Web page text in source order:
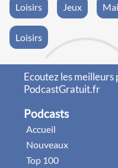
Loisirs Jeux
Loisirs
Ecoutez les meilleurs
PodcastGratuit.fr
Podcasts
Accueil
Nouveaux
Top 100